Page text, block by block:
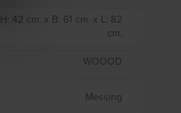
H: 42 cm. x B: 61 cm. x L: 82
cm.
WOOOD
Messing